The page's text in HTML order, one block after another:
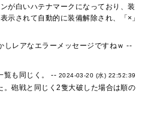
が白いハテナマークになっており、装
示されて自動的に装備解除され、「×」
レアなエラーメッセージですねｗ --
覧も同じく。 -- 2024-03-20 (水) 22:52:39
砲戦と同じく2隻大破した場合は順の